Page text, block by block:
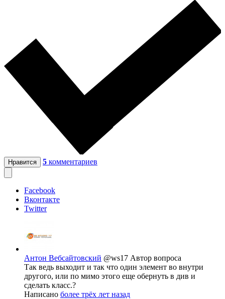
Нравится 5 комментариев
Facebook
Вконтакте
Twitter
Антон Вебсайтовский @ws17 Автор вопроса
Так ведь выходит и так что один элемент во внутри
другого, или по мимо этого еще обернуть в див и
сделать класс.?
Написано более трёх лет назад